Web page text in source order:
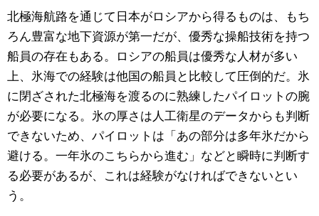
北極海航路を通じて日本がロシアから得るものは、もち
ろん豊富な地下資源が第一だが、優秀な操船技術を持つ
船員の存在もある。ロシアの船員は優秀な人材が多い
上、氷海での経験は他国の船員と比較して圧倒的だ。氷
に閉ざされた北極海を渡るのに熟練したパイロットの腕
が必要になる。氷の厚さは人工衛星のデータからも判断
できないため、パイロットは「あの部分は多年氷だから
避ける。一年氷のこちらから進む」などと瞬時に判断す
る必要があるが、これは経験がなければできないとい
う。